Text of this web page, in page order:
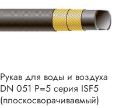
Рукав для воды и воздуха
DN 051 P=5 серия ISF5
(плоскосворачиваемый)